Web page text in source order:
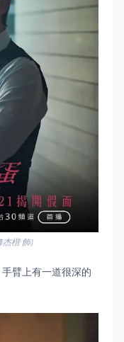
杰楷 飾)
臂上有一道很深的